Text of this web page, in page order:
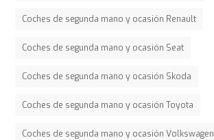
Coches de segunda mano y ocasión Renault
Coches de segunda mano y ocasión Seat
Coches de segunda mano y ocasión Skoda
Coches de segunda mano y ocasión Toyota
Coches de segunda mano y ocasión Volkswagen